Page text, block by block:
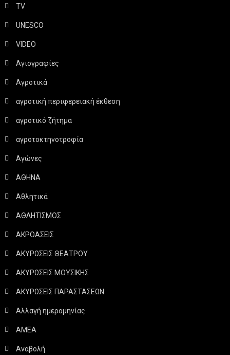
TV
UNESCO
VIDEO
Αγιογραφίες
Αγροτικά
αγροτική περιφερειακή έκθεση
αγροτικό ζήτημα
αγροτοκτηνοτροφία
Αγώνες
ΑΘΗΝΑ
Αθλητικά
ΑΘΛΗΤΙΣΜΟΣ
ΑΚΡΟΑΣΕΙΣ
ΑΚΥΡΩΣΕΙΣ ΘΕΑΤΡΟΥ
ΑΚΥΡΩΣΕΙΣ ΜΟΥΣΙΚΗΣ
ΑΚΥΡΩΣΕΙΣ ΠΑΡΑΣΤΑΣΕΩΝ
Αλλαγή ημερομηνίας
ΑΜΕΑ
Αναβολή